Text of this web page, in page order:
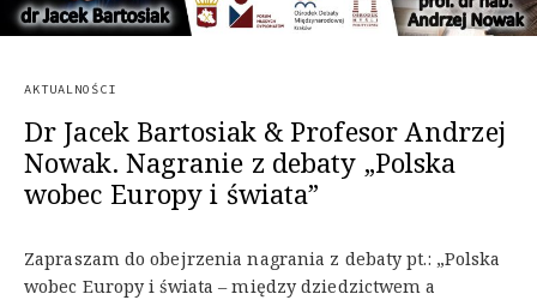
AKTUALNOŚCI
Dr Jacek Bartosiak & Profesor Andrzej
Nowak. Nagranie z debaty „Polska
wobec Europy i świata”
Zapraszam do obejrzenia nagrania z debaty pt.: „Polska
wobec Europy i świata – między dziedzictwem a